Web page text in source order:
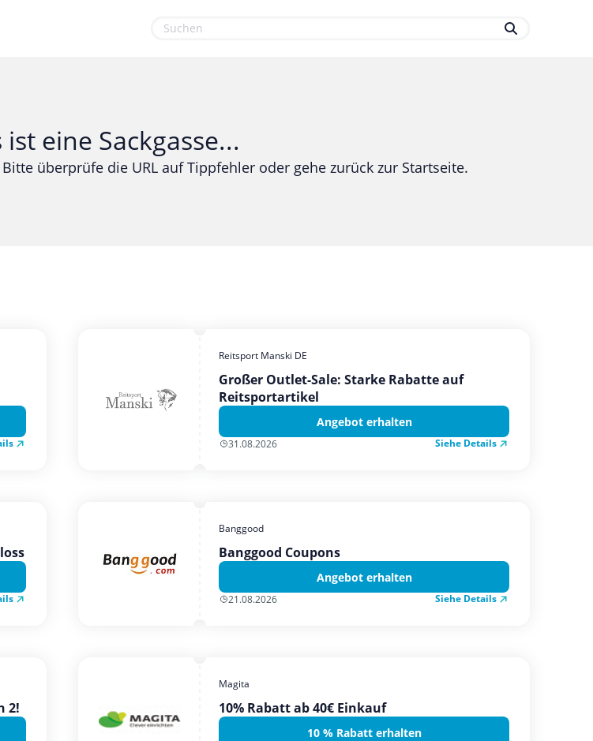
eine Sackgasse...
überprüfe die URL auf Tippfehler oder gehe zurück zur Startseite.
Reitsport Manski DE
Großer Outlet-Sale: Starke Rabatte auf
Reitsportartikel
Angebot erhalten
31.08.2026 Siehe Details
Banggood
Banggood Coupons
Angebot erhalten
21.08.2026 Siehe Details
2!
Magita
10% Rabatt ab 40€ Einkauf
10 % Rabatt erhalten